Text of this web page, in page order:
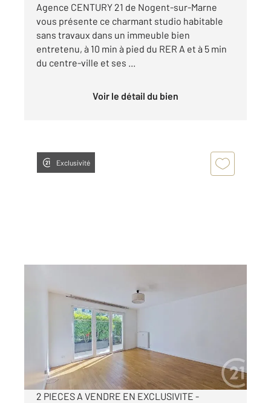
Agence CENTURY 21 de Nogent-sur-Marne
vous présente ce charmant studio habitable
sans travaux dans un immeuble bien
entretenu, à 10 min à pied du RER A et à 5 min
du centre-ville et ses ...
Voir le détail du bien
Exclusivité
41,73 m , 2 pièces
Ref : 1373
Appartement F2 à vendre
279 000 €
Visiter le site dédié
2 PIECES A VENDRE EN EXCLUSIVITE -